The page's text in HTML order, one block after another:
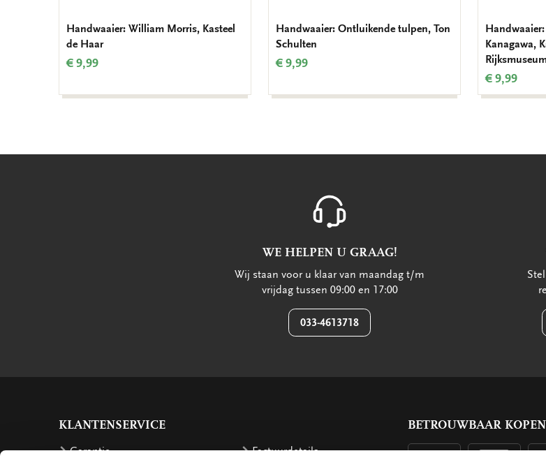
Handwaaier: William Morris, Kasteel
de Haar
€ 9,99
Handwaaier: Ontluikende tulpen, Ton
Schulten
€ 9,99
Kanagawa,
€ 9,99
WE HELPEN U GRAAG!
Wij staan voor u klaar van maandag t/m
vrijdag tussen 09:00 en 17:00
033-4613718
KLANTENSERVICE
Garantie Factuurdetails
BETROUWBAAR KOPEN